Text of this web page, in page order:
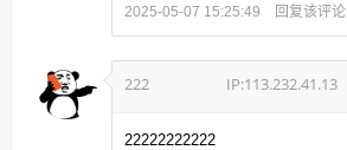
2025-05-07 15:25:49 回复该评论
222 IP:113.232.41.13
22222222222